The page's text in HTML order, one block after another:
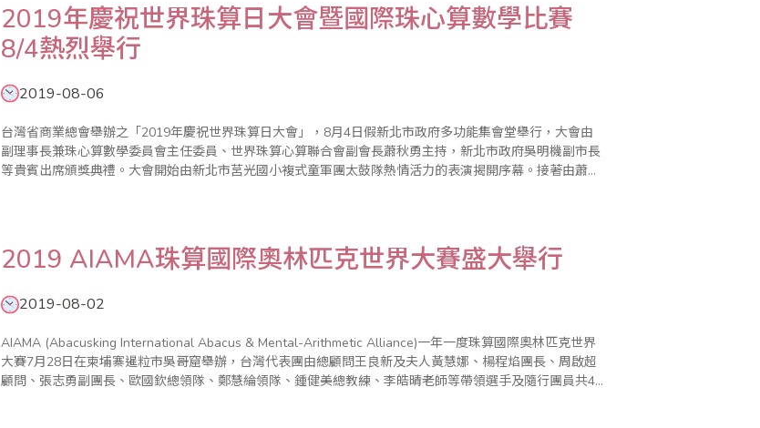
2019年慶祝世界珠算日大會暨國際珠心算數學比賽
8/4熱烈舉行
2019-08-06
台灣省商業總會舉辦之「2019年慶祝世界珠算日大會」，8月4日假新北市政府多功能集會堂舉行，大會由
副理事長兼珠心算數學委員會主任委員、世界珠算心算聯合會副會長蕭秋勇主持，新北市政府吳明機副市長
等貴賓出席頒獎典禮。大會開始由新北市莒光國小複式童軍團太鼓隊熱情活力的表演揭開序幕。接著由蕭秋
2019 AIAMA珠算國際奧林匹克世界大賽盛大舉行
2019-08-02
AIAMA (Abacusking International Abacus & Mental-Arithmetic Alliance)一年一度珠算國際奧林匹克世界
大賽7月28日在柬埔寨暹粒市吳哥窟舉辦，台灣代表團由總顧問王良新及夫人黃慧娜、楊程焰團長、周啟超
顧問、張志勇副團長、歐國欽總領隊、鄭慧綸領隊、鍾健美總教練、李皓晴老師等帶領選手及隨行團員共41